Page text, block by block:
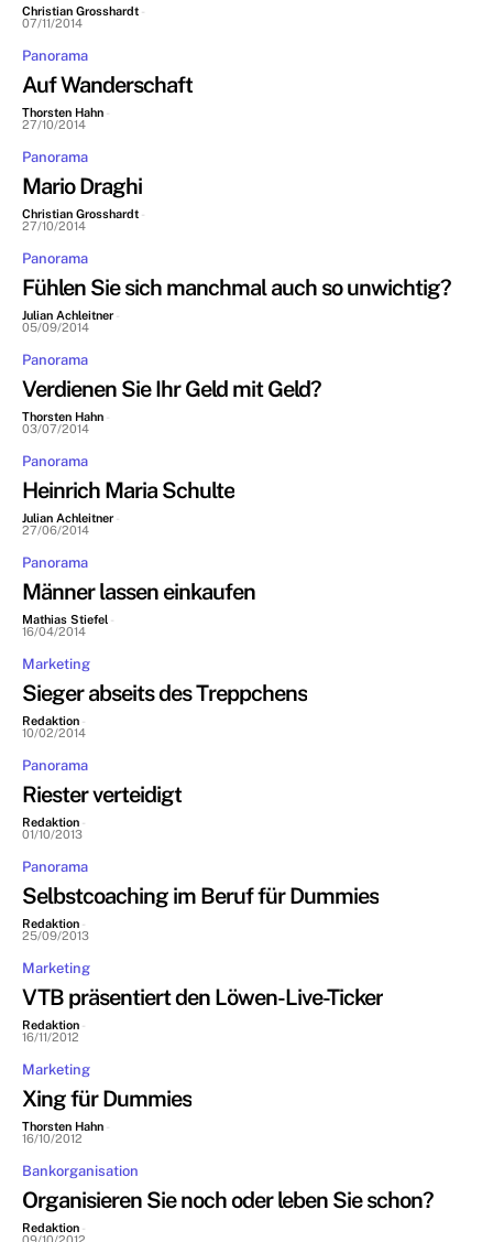
Christian Grosshardt -
07/11/2014
Panorama
Auf Wanderschaft
Thorsten Hahn -
27/10/2014
Panorama
Mario Draghi
Christian Grosshardt -
27/10/2014
Panorama
Fühlen Sie sich manchmal auch so unwichtig?
Julian Achleitner -
05/09/2014
Panorama
Verdienen Sie Ihr Geld mit Geld?
Thorsten Hahn -
03/07/2014
Panorama
Heinrich Maria Schulte
Julian Achleitner -
27/06/2014
Panorama
Männer lassen einkaufen
Mathias Stiefel -
16/04/2014
Marketing
Sieger abseits des Treppchens
Redaktion -
10/02/2014
Panorama
Riester verteidigt
Redaktion -
01/10/2013
Panorama
Selbstcoaching im Beruf für Dummies
Redaktion -
25/09/2013
Marketing
VTB präsentiert den Löwen-Live-Ticker
Redaktion -
16/11/2012
Marketing
Xing für Dummies
Thorsten Hahn -
16/10/2012
Bankorganisation
Organisieren Sie noch oder leben Sie schon?
Redaktion -